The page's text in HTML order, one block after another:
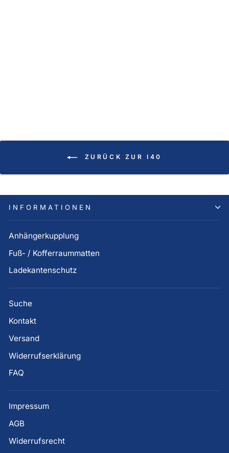
ZURÜCK ZUR I40
INFORMATIONEN
Anhängerkupplung
Fuß- / Kofferraummatten
Ladekantenschutz
Suche
Kontakt
Versand
Widerrufserklärung
FAQ
Impressum
AGB
Widerrufsrecht